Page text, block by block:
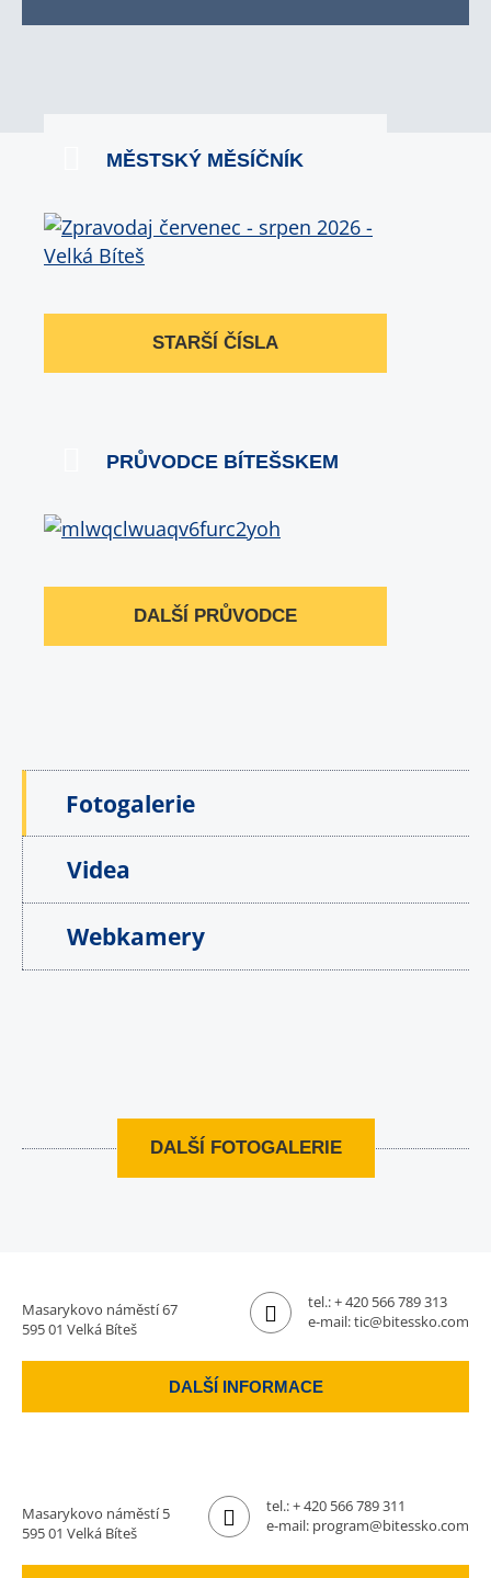
MĚSTSKÝ MĚSÍČNÍK
STARŠÍ ČÍSLA
PRŮVODCE BÍTEŠSKEM
DALŠÍ PRŮVODCE
Fotogalerie
Videa
Webkamery
DALŠÍ FOTOGALERIE
Masarykovo náměstí 67
595 01 Velká Bíteš
tel.:+ 420 566 789 313
e-mail:tic@bitessko.com
DALŠÍ INFORMACE
Masarykovo náměstí 5
595 01 Velká Bíteš
tel.:+ 420 566 789 311
e-mail: program@bitessko.com